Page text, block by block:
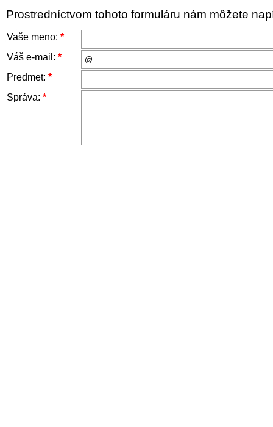
Prostredníctvom tohoto formuláru nám môžete
Vaše meno: *
Váš e-mail: *
Predmet: *
Správa: *